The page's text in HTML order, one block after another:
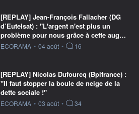
[REPLAY] Jean-François Fallacher (DG
d’Eutelsat) : "L'argent n'est plus un
problème pour nous grâce à cette aug…
information fournie par
ECORAMA • 04 août • 16
[REPLAY] Nicolas Dufourcq (Bpifrance) :
"Il faut stopper la boule de neige de la
dette sociale !"
information fournie par
ECORAMA • 03 août • 34